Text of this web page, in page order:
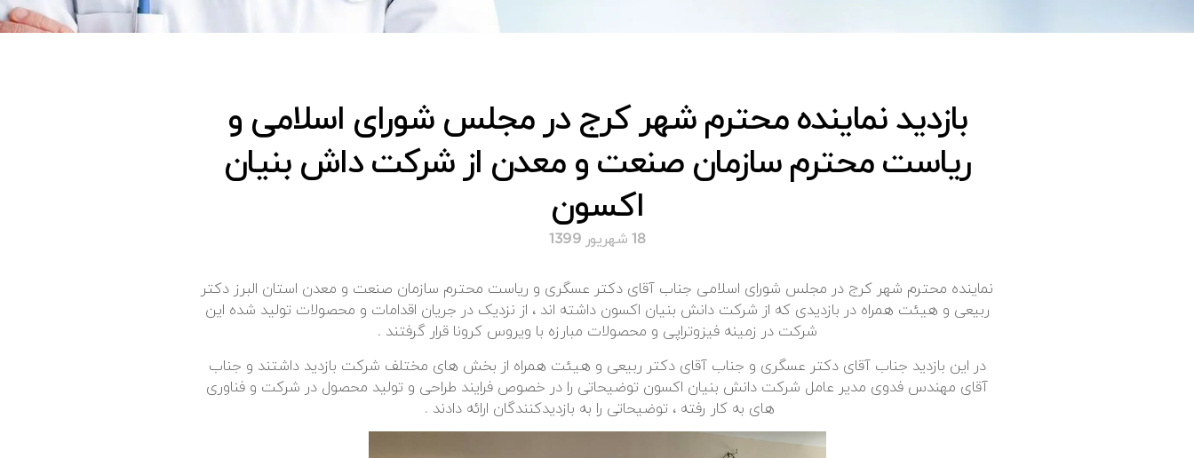
بازدید نماینده محترم شهر کرج در مجلس شورای اسلامی و
ریاست محترم سازمان صنعت و معدن از شرکت داش بنیان
اکسون
18 شهریور 1399
نماینده محترم شهر کرج در مجلس شورای اسلامی جناب آقای دکتر عسگری و ریاست محترم سازمان صنعت و معدن استان البرز دکتر
ربیعی و هیئت همراه در بازدیدی که از شرکت دانش بنیان اکسون داشته اند ، از نزدیک در جریان اقدامات و محصولات تولید شده این
شرکت در زمینه فیزوتراپی و محصولات مبارزه با ویروس کرونا قرار گرفتند .
در این بازدید جناب آقای دکتر عسگری و جناب آقای دکتر ربیعی و هیئت همراه از بخش های مختلف شرکت بازدید داشتند و جناب
آقای مهندس فدوی مدیر عامل شرکت دانش بنیان اکسون توضیحاتی را در خصوص فرایند طراحی و تولید محصول در شرکت و فناوری
های به کار رفته ، توضیحاتی را به بازدیدکنندگان ارائه دادند .